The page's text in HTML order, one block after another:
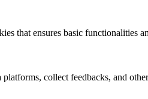
that ensures basic functionalities
collect feedbacks, and